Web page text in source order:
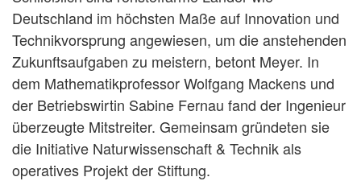
Deutschland im höchsten Maße auf Innovation und
Technikvorsprung angewiesen, um die anstehenden
Zukunftsaufgaben zu meistern, betont Meyer. In
dem Mathematikprofessor Wolfgang Mackens und
der Betriebswirtin Sabine Fernau fand der Ingenieur
überzeugte Mitstreiter. Gemeinsam gründeten sie
die Initiative Naturwissenschaft & Technik als
operatives Projekt der Stiftung.